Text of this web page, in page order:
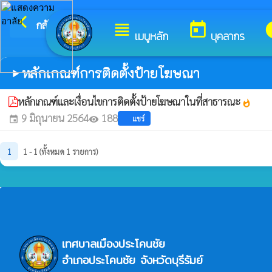
view_headline เมนูหลัก today บุคลากร
arrow_back_ios กลับเมนูหลัก ยินดีต้
play_arrowหลักเกณฑ์การติดตั้งป้ายโฆษณา
หลักเกณฑ์และเงื่อนไขการติดตั้งป้ายโฆษณาในที่สาธารณะ whatshot
event 9 มิถุนายน 2564visibility 188 แชร์
1 1 - 1 (ทั้งหมด 1 รายการ)
เทศบาลเมืองประโคนชัย
อำเภอประโคนชัย จังหวัดบุรีรัมย์